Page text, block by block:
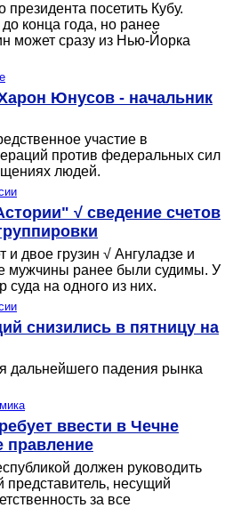
президента посетить Кубу.
конца года, но ранее
может сразу из Нью-Йорка
Юнусов - начальник
участие в
против федеральных сил
людей.
√ сведение счетов
двое грузин √ Ангуладзе и
мужчины ранее были судимы. У
на одного из них.
снизились в пятницу на
дальнейшего падения рынка
ввести в Чечне
правление
должен руководить
несущий
за все